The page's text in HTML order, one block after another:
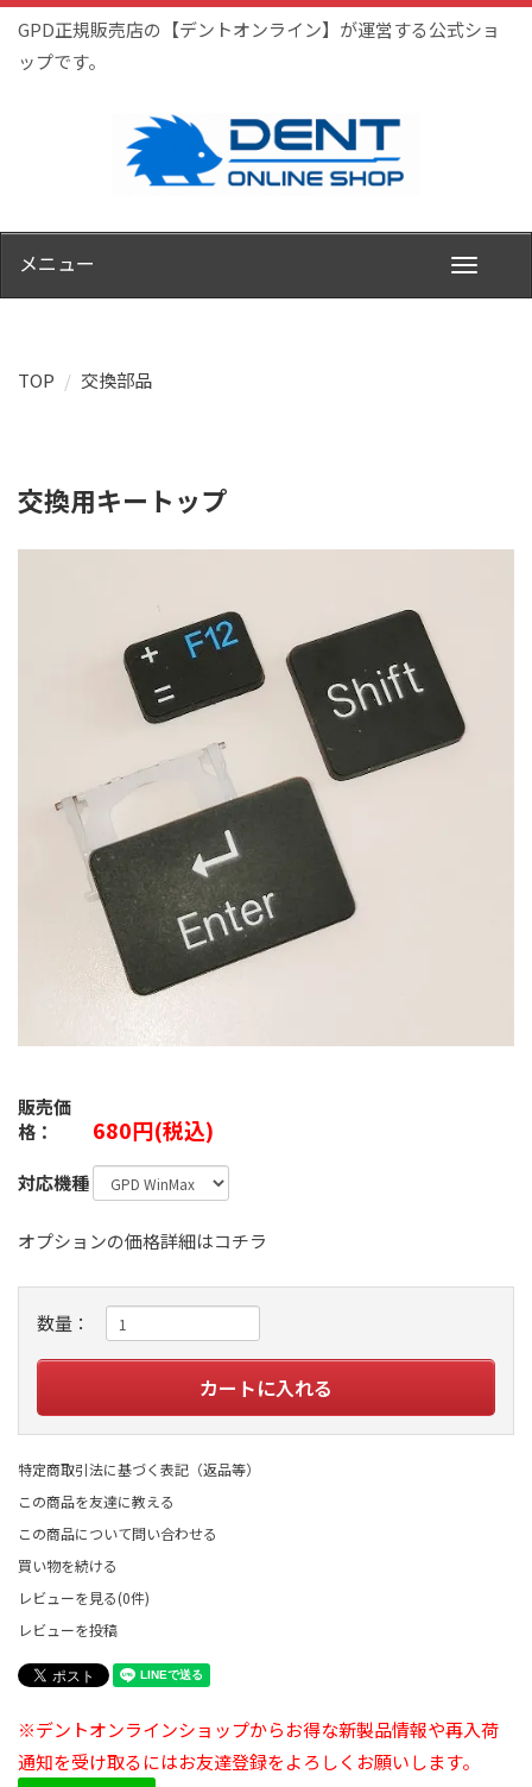
GPD正規販売店の【デントオンライン】が運営する公式ショ
ップです。
メニュー
TOP 交換部品
交換用キートップ
販売価
格：
680円(税込)
対応機種
オプションの価格詳細はコチラ
数量：
特定商取引法に基づく表記（返品等）
この商品を友達に教える
この商品について問い合わせる
買い物を続ける
レビューを見る(0件)
レビューを投稿
※デントオンラインショップからお得な新製品情報や再入荷
通知を受け取るにはお友達登録をよろしくお願いします。